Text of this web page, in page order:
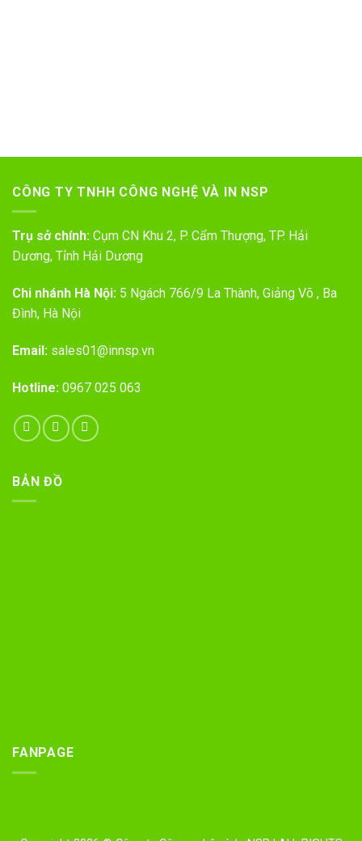
CÔNG TY TNHH CÔNG NGHỆ VÀ IN NSP
Trụ sở chính: Cụm CN Khu 2, P. Cẩm Thượng, TP. Hải
Dương, Tỉnh Hải Dương
Chi nhánh Hà Nội: 5 Ngách 766/9 La Thành, Giảng Võ , Ba
Đình, Hà Nội
Email: sales01@innsp.vn
Hotline: 0967 025 063
BẢN ĐỒ
FANPAGE